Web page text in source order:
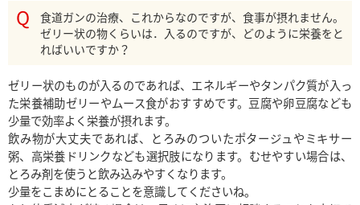
食道ガンの治療、これからなのですが、食事が摂れません。
ゼリー状の物くらいは．入るのですが、どのように栄養をと
ればいいですか？
ゼリー状のものが入るのであれば、エネルギーやタンパク質が入っ
た栄養補助ゼリーやムース食がおすすめです。豆腐や卵豆腐なども
少量で効率よく栄養が摂れます。
飲み物が大丈夫であれば、とろみのついたポタージュやミキサー
粥、高栄養ドリンクなども選択肢になります。むせやすい場合は、
とろみ剤を使うと飲み込みやすくなります。
少量をこまめにとることを意識してくださいね。